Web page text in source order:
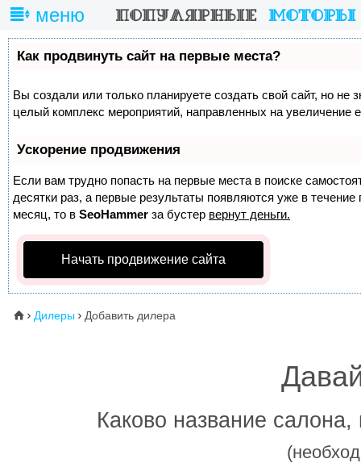
меню
Как продвинуть сайт на первые места?
Вы создали или только планируете создать свой сайт, но не
целый комплекс мероприятий, направленных на увеличение
Ускорение продвижения
Если вам трудно попасть на первые места в поиске
десятки раз, а первые результаты появляются уже в
месяц, то в SeoHammer за бустер вернут деньги.
Начать продвижение сайта
⌂  Дилеры  Добавить дилера
Каково название